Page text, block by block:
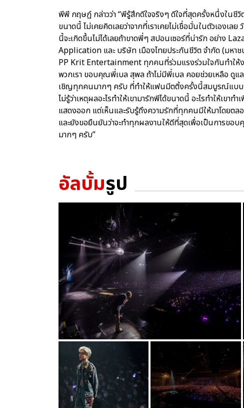
พีพี กฤษฏ์ กล่าวว่า “พีรู้สึกดีใจจริงๆ ดีใจที่สุดครั้งหนึ่งในชี
ขนาดนี้ ไม่เคยคิดเลยว่าจากที่เราเคยไม่เชื่อมั่นในตัวเองเ
นี้จะเกิดขึ้นไม่ได้เลยถ้าขาดพี่ๆ สปอนเซอร์ที่น่ารัก อย่าง
Application และ บริษัท เมืองไทยประกันชีวิต จำกัด (ม
PP Krit Entertainment ทุกคนที่ร่วมแรงร่วมใจกันทำใ
พวกเรา ขอบคุณพี่เบล สุพล ถ้าไม่มีพี่เบล คอยช่วยเหลือ
เชิญทุกคนมากๆ ครับ ที่ทำให้แฟนมีตติ้งครั้งนี้สมบูรณ์แ
ไม่รู้ว่าเหตุผลอะไรทำให้เขามารักพีได้ขนาดนี้ อะไรทำให้เข
แสดงออก แต่เห็นและรับรู้ถึงความรักที่ทุกคนมีให้มาโดยตล
และยังขอยืนยันว่าจะทำทุกผลงานให้ดีที่สุดเพื่อเป็นการข
มากๆ ครับ”
อัลบั้มรูป